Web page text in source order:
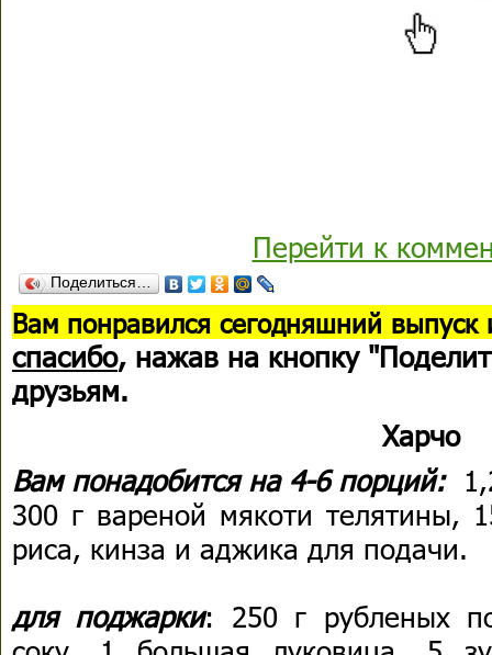
Перейти к
Поделиться…
Вам понравился сегодняшний выпуск
спасибо, нажав на кнопку
друзьям.
Харчо
Вам понадобится на 4-6 порций:
300 г вареной мякоти телятины,
риса, кинза и аджика для подачи.
для поджарки: 250 г рубленых